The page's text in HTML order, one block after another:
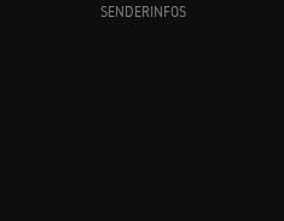
SENDERINFOS